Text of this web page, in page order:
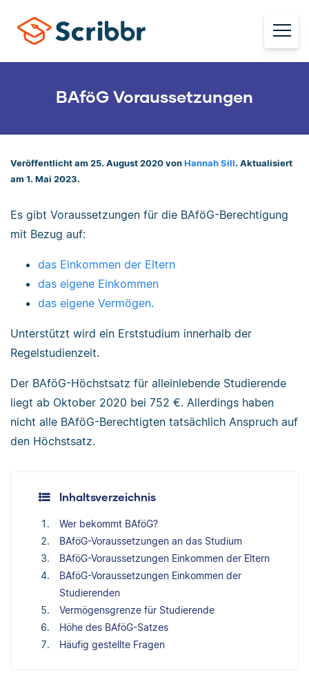
BAföG Voraussetzungen
Veröffentlicht am 25. August 2020 von Hannah Sill. Aktualisiert
am 1. Mai 2023.
Es gibt Voraussetzungen für die BAföG-Berechtigung
mit Bezug auf:
das Einkommen der Eltern
das eigene Einkommen
das eigene Vermögen.
Unterstützt wird ein Erststudium innerhalb der
Regelstudienzeit.
Der BAföG-Höchstsatz für alleinlebende Studierende
liegt ab Oktober 2020 bei 752 €. Allerdings haben
nicht alle BAföG-Berechtigten tatsächlich Anspruch auf
den Höchstsatz.
Inhaltsverzeichnis
Wer bekommt BAföG?
BAföG-Voraussetzungen an das Studium
BAföG-Voraussetzungen Einkommen der Eltern
BAföG-Voraussetzungen Einkommen der
Studierenden
Vermögensgrenze für Studierende
Höhe des BAföG-Satzes
Häufig gestellte Fragen